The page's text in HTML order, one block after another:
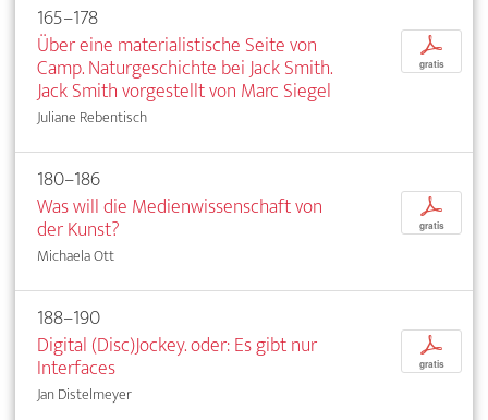
165–178
Über eine materialistische Seite von
Camp. Naturgeschichte bei Jack Smith.
Jack Smith vorgestellt von Marc Siegel
Juliane Rebentisch
p
gratis
180–186
Was will die Medienwissenschaft von
der Kunst?
Michaela Ott
p
gratis
188–190
Digital (Disc)Jockey. oder: Es gibt nur
Interfaces
Jan Distelmeyer
p
gratis